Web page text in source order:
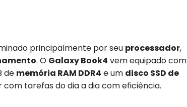
principalmente por seu processador,
. O Galaxy Book4 vem equipado com
de memória RAM DDR4 e um disco SSD de
tarefas do dia a dia com eficiência.